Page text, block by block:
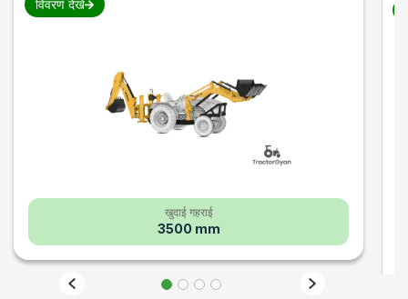
विवरण देखें
खुदाई गहराई
3500 mm